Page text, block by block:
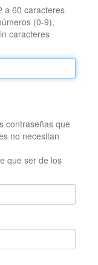
a 60 caracteres
(0-9),
caracteres
contraseñas que
no necesitan
que ser de los